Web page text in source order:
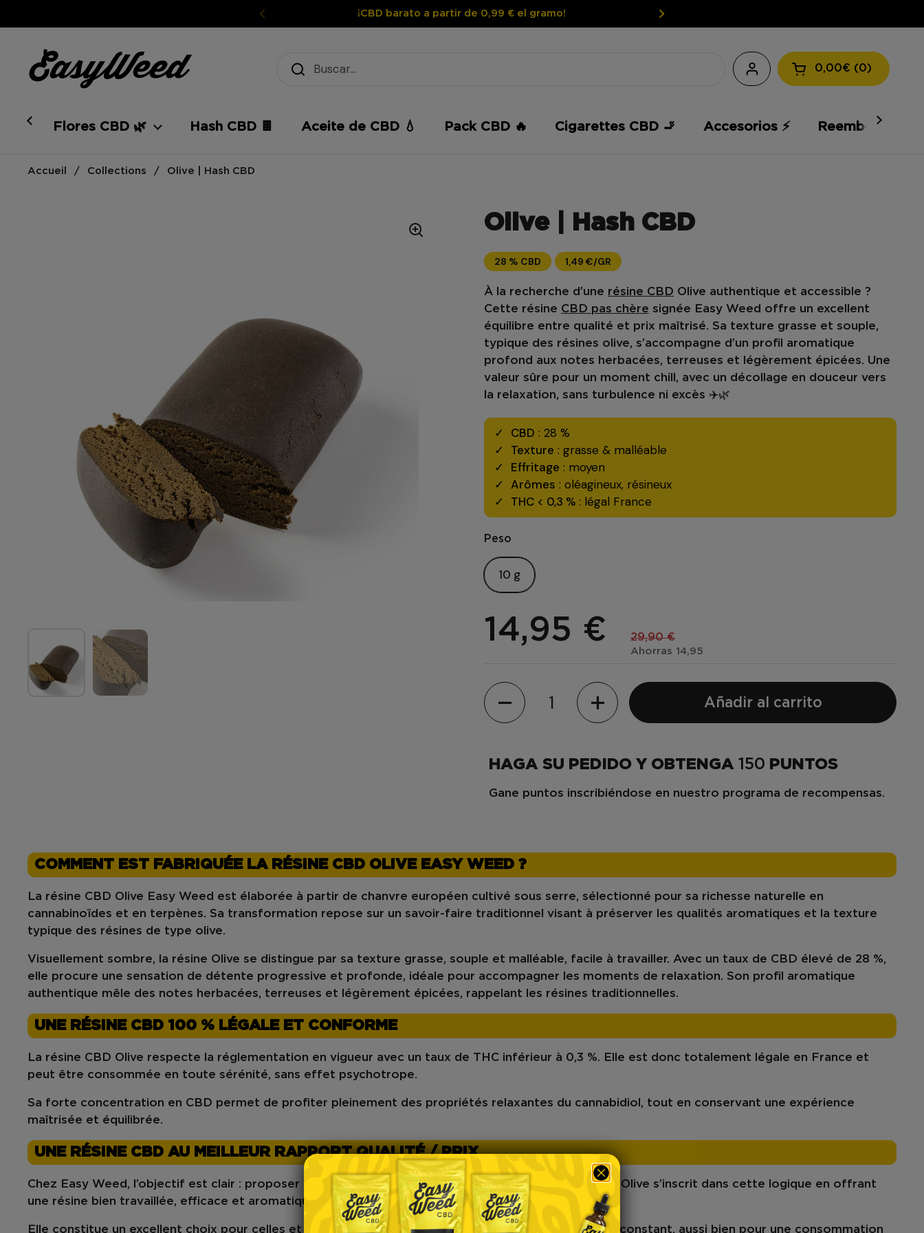
¡CBD barato a partir de 0,99 € el gramo!
Abrir la cesta
0,00€ 0
Flores CBD 🌿 Hash CBD 🍫 Aceite de CBD 💧 Pack CBD 🔥 Cigarettes CBD 🚬 Accesorios ⚡️ Reembolso 💸
Accueil / Collections / Olive | Hash CBD
Olive | Hash CBD
28 % CBD 1,49 €/GR
À la recherche d’une résine CBD Olive authentique et accessible ?
Cette résine CBD pas chère signée Easy Weed offre un excellent
équilibre entre qualité et prix maîtrisé. Sa texture grasse et souple,
typique des résines olive, s’accompagne d’un profil aromatique
profond aux notes herbacées, terreuses et légèrement épicées. Une
valeur sûre pour un moment chill, avec un décollage en douceur vers
la relaxation, sans turbulence ni excès ✈️🌿
CBD : 28 %
Texture : grasse & malléable
Effritage : moyen
Arômes : oléagineux, résineux
THC < 0,3 % : légal France
Peso
10 g
14,95 € 29,90 €
Ahorras 14,95
Cantidad
Añadir al carrito
HAGA SU PEDIDO Y OBTENGA 150 PUNTOS
Gane puntos inscribiéndose en nuestro programa de recompensas.
COMMENT EST FABRIQUÉE LA RÉSINE CBD OLIVE EASY WEED ?
La résine CBD Olive Easy Weed est élaborée à partir de chanvre européen cultivé sous serre, sélectionné pour sa richesse naturelle en
cannabinoïdes et en terpènes. Sa transformation repose sur un savoir-faire traditionnel
visant à préserver les qualités aromatiques et la texture
typique des résines de type olive.
Visuellement sombre, la résine Olive se distingue par sa texture grasse, souple et malléable, facile à travailler. Avec un taux de CBD élevé de 28 %,
elle procure une sensation de détente progressive et profonde, idéale pour accompagner les moments de relaxation. Son profil aromatique
authentique mêle des notes herbacées, terreuses et légèrement épicées, rappelant les résines traditionnelles.
UNE RÉSINE CBD 100 % LÉGALE ET CONFORME
La résine CBD Olive respecte la réglementation en vigueur avec un taux de THC inférieur à 0,3 %. Elle est donc totalement légale en France et
peut être consommée en toute sérénité, sans effet psychotrope.
Sa forte concentration en CBD permet de profiter pleinement des propriétés relaxantes du cannabidiol, tout en conservant une expérience
maîtrisée et équilibrée.
UNE RÉSINE CBD AU MEILLEUR RAPPORT QUALITÉ / PRIX
Chez Easy Weed , l’objectif est clair : proposer du CBD de qualitéà unprix accessible. La résine CBD Olive s’inscrit dans cette logique en offrant
une résine bien travaillée, efficace et aromatique , sans compromis sur l’essentiel.
Elle constitue un excellent choix pour celles et ceux qui recherchent unhash CBD pas cher
, fiable et constant, aussi bien pour une consommation